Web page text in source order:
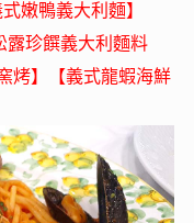
嫩鴨義大利麵】
露珍饌義大利麵料
烤】【義式龍蝦海鮮